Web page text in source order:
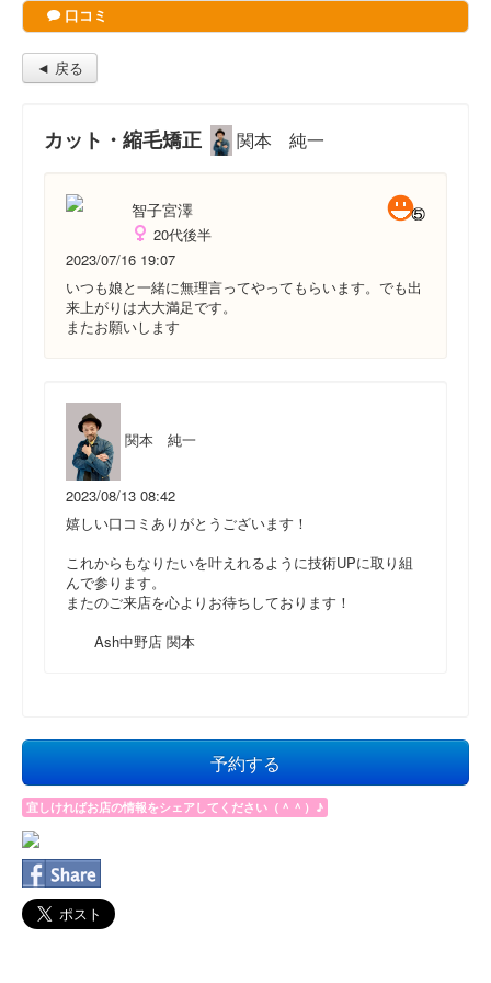
口コミ
◄ 戻る
カット・縮毛矯正 関本 純一
智子宮澤
20代後半
2023/07/16 19:07
いつも娘と一緒に無理言ってやってもらいます。でも出
来上がりは大大満足です。
またお願いします
関本 純一
2023/08/13 08:42
嬉しい口コミありがとうございます！
これからもなりたいを叶えれるように技術UPに取り組
んで参ります。
またのご来店を心よりお待ちしております！
Ash中野店 関本
予約する
宜しければお店の情報をシェアしてください（＾＾）♪